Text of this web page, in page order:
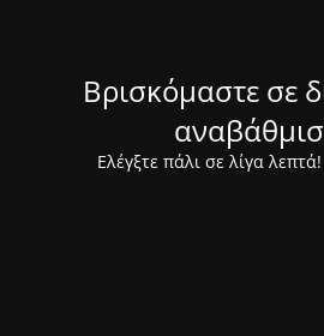
Βρισκόμαστε σε
Ελέγξτε πάλι σε λίγα